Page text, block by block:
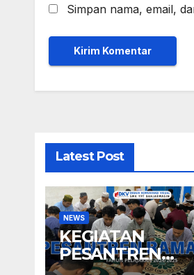
Simpan nama, email,
Latest Post
NEWS
KEGIATAN
PESANTREN
RAMADHAN